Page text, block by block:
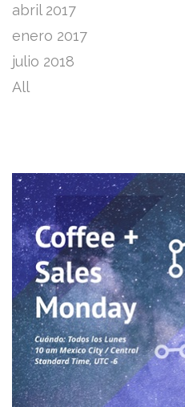
abril 2017
enero 2017
julio 2018
All